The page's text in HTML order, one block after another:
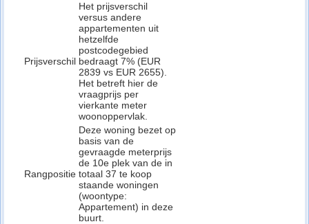
Prijsverschil
Het prijsverschil
versus andere
appartementen uit
hetzelfde
postcodegebied
bedraagt 7% (EUR
2839 vs EUR 2655).
Het betreft hier de
vraagprijs per
vierkante meter
woonoppervlak.
Rangpositie
Deze woning bezet op
basis van de
gevraagde meterprijs
de 10e plek van de in
totaal 37 te koop
staande woningen
(woontype:
Appartement) in deze
buurt.